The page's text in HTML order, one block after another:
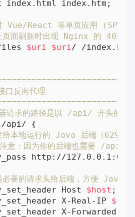
index.html index.htm;
Vue/React 等单页应用 (SPA)
页面刷新时出现 Nginx 的 404 错
$uri $uri/ /
反向代理
请求的路径是以 /api/ 开头的，
api/ {
本地运行的 Java 后端（6290
意：因为你的后端也需要 /api，
http://
要的请求头给后端，方便 Java
Host
$host ;
X-Real-IP
X-Forwarded-